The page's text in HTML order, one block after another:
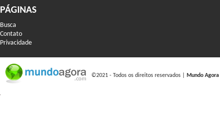
PÁGINAS
Busca
Contato
Privacidade
©2021 - Todos os direitos reservados | Mundo Agora